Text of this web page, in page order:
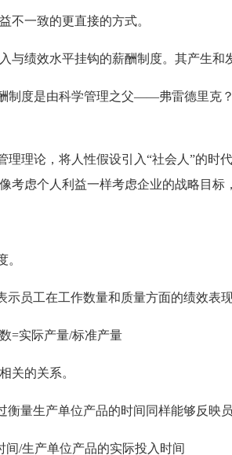
不一致的更直接的方式。
绩效水平挂钩的薪酬制度。其产生和
度是由科学管理之父——弗雷德里克？
理论，将人性假设引入“社会人”的时
考虑个人利益一样考虑企业的战略目标
员工在工作数量和质量方面的绩效表现
=实际产量/标准产量
关的关系。
量生产单位产品的时间同样能够反映
/生产单位产品的实际投入时间